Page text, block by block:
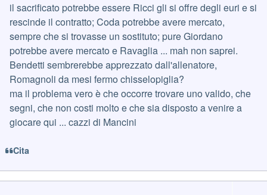
il sacrificato potrebbe essere Ricci gli si offre degli euri e si
rescinde il contratto; Coda potrebbe avere mercato,
sempre che si trovasse un sostituto; pure Giordano
potrebbe avere mercato e Ravaglia ... mah non saprei.
Bendetti sembrerebbe apprezzato dall'allenatore,
Romagnoli da mesi fermo chisselopiglia?
ma il problema vero è che occorre trovare uno valido, che
segni, che non costi molto e che sia disposto a venire a
giocare qui ... cazzi di Mancini
Cita